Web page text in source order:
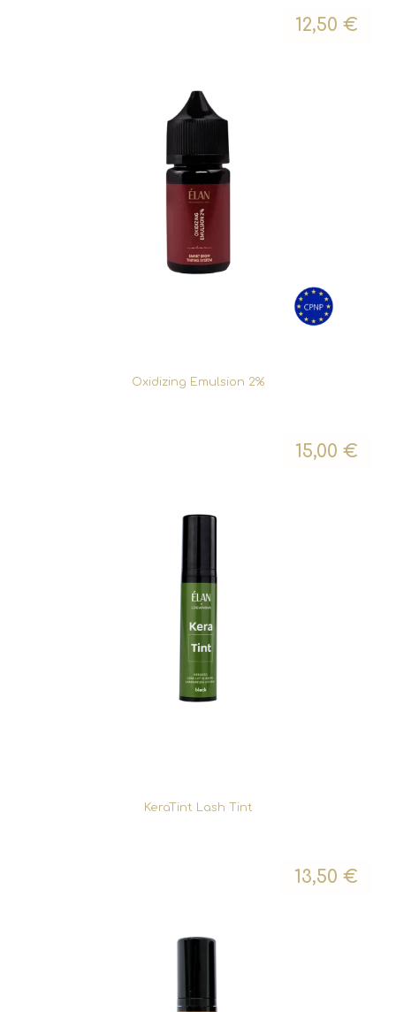
Oxidizing Emulsion 2%
12,50 €
KeraTint Lash Tint
15,00 €
13,50 €